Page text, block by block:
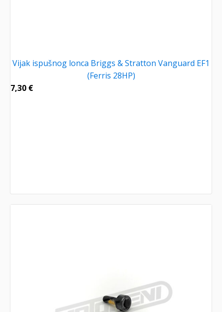
Vijak ispušnog lonca Briggs & Stratton Vanguard EF1
(Ferris 28HP)
7,30 €